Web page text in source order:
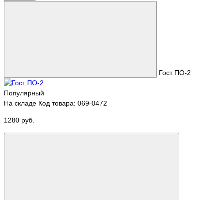
Гост ПО-2
Популярный
На складе Код товара: 069-0472
1280 руб.